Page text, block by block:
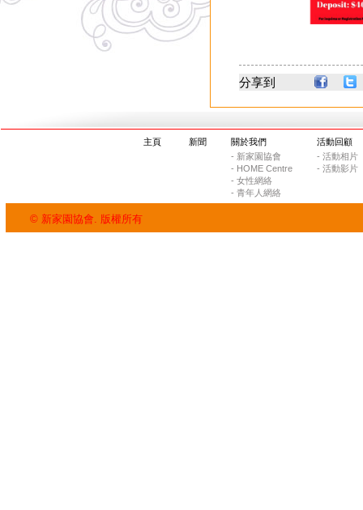
分享到
主頁 新聞
關於我們
- 新家園協會
- HOME Centre
- 女性網絡
- 青年人網絡
活動回顧
- 活動相片
- 活動影片
© 新家園協會. 版權所有